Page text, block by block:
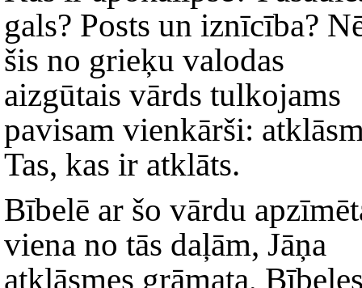
gals? Posts un iznīcība?
šis no grieķu valodas
aizgūtais vārds tulkojams
pavisam vienkārši:
Tas, kas ir atklāts.
Bībelē ar šo vārdu
viena no tās daļām, Jāņa
atklāsmes grāmata,